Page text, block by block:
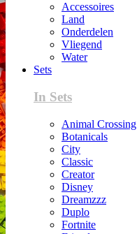
Accessoires
Land
Onderdelen
Vliegend
Water
Sets
In Sets
Animal Crossing
Botanicals
City
Classic
Creator
Disney
Dreamzzz
Duplo
Fortnite